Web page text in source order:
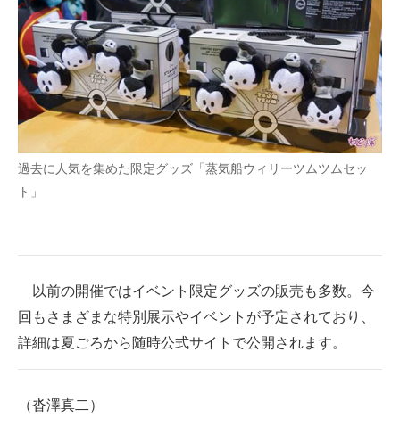
過去に人気を集めた限定グッズ「蒸気船ウィリーツムツムセッ
ト」
以前の開催ではイベント限定グッズの販売も多数。今
回もさまざまな特別展示やイベントが予定されており、
詳細は夏ごろから随時公式サイトで公開されます。
（沓澤真二）